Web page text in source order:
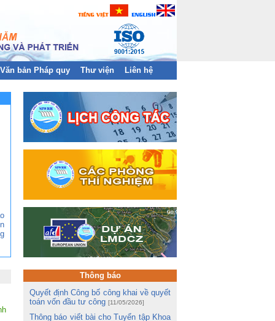
Văn bản Pháp quy Thư viện Liên hệ
Thông báo
Quyết định Công bố công khai về quyết
toán vốn đầu tư công [11/05/2026]
Thông báo viết bài cho Tuyển tập Khoa